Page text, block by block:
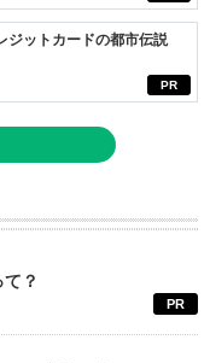
PR
ットカードの都市伝説
？
PR